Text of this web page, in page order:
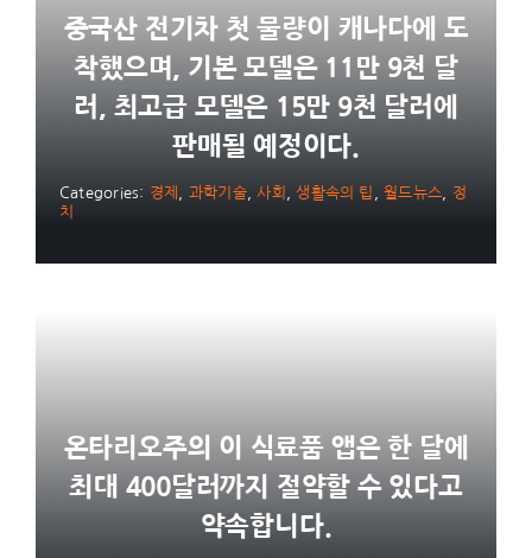
중국산 전기차 첫 물량이 캐나다에 도
착했으며, 기본 모델은 11만 9천 달
러, 최고급 모델은 15만 9천 달러에
판매될 예정이다.
Categories: 경제 과학기술,사회 ,생활속의 팁 ,월드뉴스
정
치
온타리오주의 이 식료품 앱은 한 달에
최대 400달러까지 절약할 수 있다고
약속합니다.